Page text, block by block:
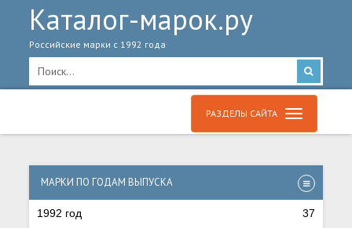
Каталог-марок.ру
Российские марки с 1992 года
РАЗДЕЛЫ САЙТА
МАРКИ ПО ГОДАМ ВЫПУСКА
1992 год 37